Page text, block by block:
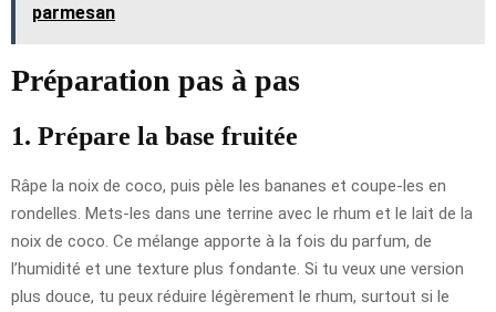
parmesan
Préparation pas à pas
1. Prépare la base fruitée
Râpe la noix de coco, puis pèle les bananes et coupe-les en
rondelles. Mets-les dans une terrine avec le rhum et le lait de la
noix de coco. Ce mélange apporte à la fois du parfum, de
l’humidité et une texture plus fondante. Si tu veux une version
plus douce, tu peux réduire légèrement le rhum, surtout si le